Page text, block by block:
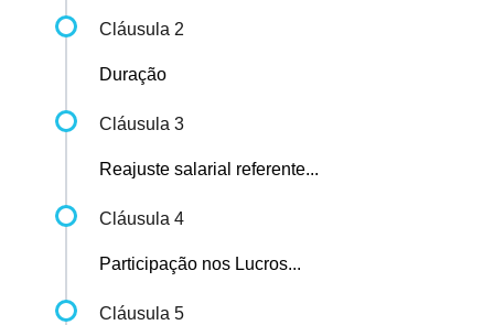
Cláusula 2
Duração
Cláusula 3
Reajuste salarial referente...
Cláusula 4
Participação nos Lucros...
Cláusula 5